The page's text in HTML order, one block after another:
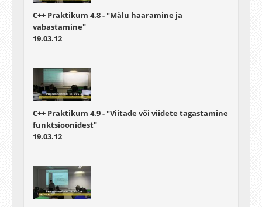
C++ Praktikum 4.8 - "Mälu haaramine ja
vabastamine"
19.03.12
C++ Praktikum 4.9 - "Viitade või viidete tagastamine
funktsioonidest"
19.03.12